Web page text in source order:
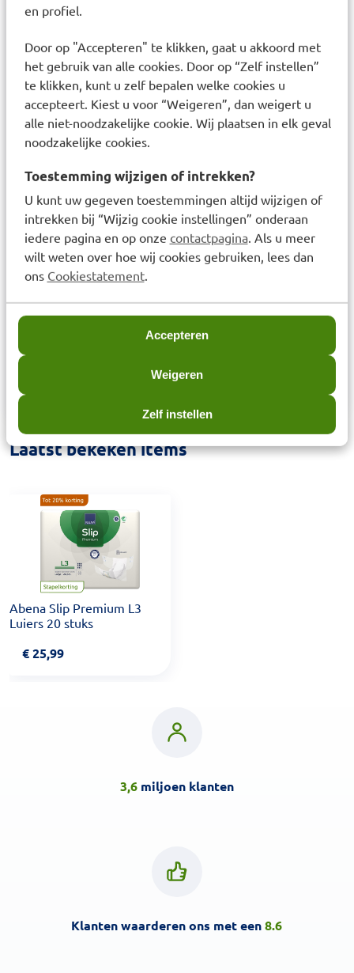
en profiel.
Door op "Accepteren" te klikken, gaat u akkoord met
het gebruik van alle cookies. Door op “Zelf instellen”
te klikken, kunt u zelf bepalen welke cookies u
accepteert. Kiest u voor “Weigeren”, dan weigert u
alle niet-noodzakelijke cookie. Wij plaatsen in elk geval
noodzakelijke cookies.
Toestemming wijzigen of intrekken?
U kunt uw gegeven toestemmingen altijd wijzigen of
intrekken bij “Wijzig cookie instellingen” onderaan
iedere pagina en op onze contactpagina. Als u meer
wilt weten over hoe wij cookies gebruiken, lees dan
ons Cookiestatement.
Accepteren
Weigeren
Zelf instellen
• absorberende kern met Odour Control
• TopDrylaag
• anti-lekrandjes
• flexibele en hersluitbare plakstrips
• vochtindicator
• eenmalig gebruik
• maat large (L3)
• heup-/buikomvang 100-150cm
• absorptiecapaciteit, volgens ISO 11948-1, van
3400ml
• Nordic Swan ecolabel
Gebruik
Vouw slip dubbel en haal van voor naar achter
tussen benen door en trek omhoog. Plak onderste
Na gebruik weggooien.
Laatst bekeken items
Abena Slip Premium L3
Luiers 20 stuks
€25,99
3,6miljoen klanten
Klanten waarderen ons met een8.6